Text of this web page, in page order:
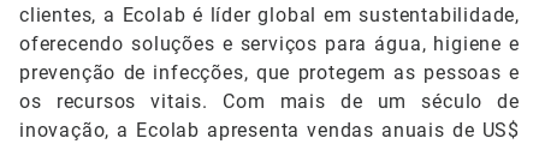
clientes, a Ecolab é líder global em sustentabilidade,
oferecendo soluções e serviços para água, higiene e
prevenção de infecções, que protegem as pessoas e
os recursos vitais. Com mais de um século de
inovação, a Ecolab apresenta vendas anuais de US$